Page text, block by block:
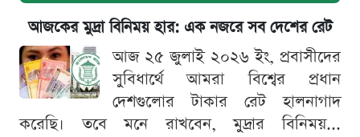
আজকের মুদ্রা বিনিময় হার: এক নজরে সব দেশের রেট
আজ ২৫ জুলাই ২০২৬ ইং, প্রবাসীদের
সুবিধার্থে আমরা বিশ্বের প্রধান
দেশগুলোর টাকার রেট হালনাগাদ
করেছি। তবে মনে রাখবেন, মুদ্রার বিনিময়...